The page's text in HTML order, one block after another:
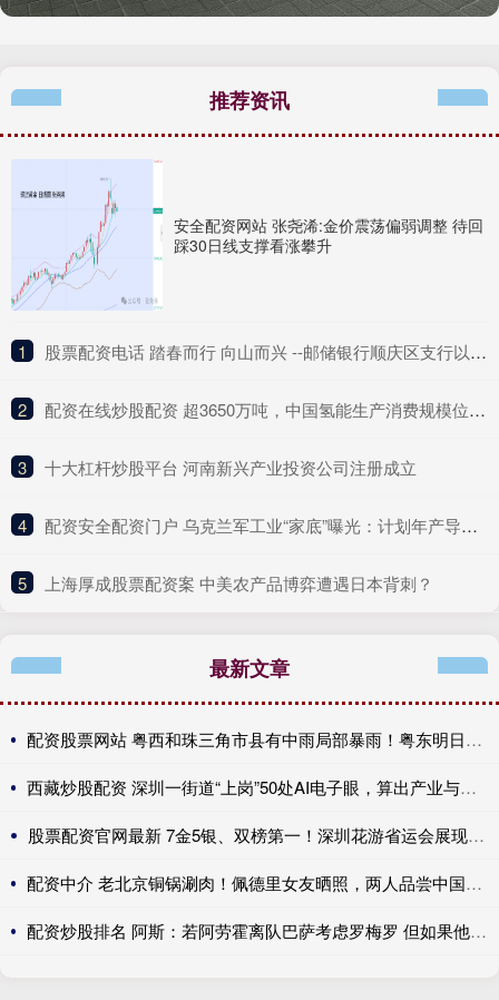
推荐资讯
安全配资网站 张尧浠:金价震荡偏弱调整 待回
踩30日线支撑看涨攀升
1 ​股票配资电话 踏春而行 向山而兴 --邮储银行顺庆区支行以金融活水润泽乡村沃土
2 ​配资在线炒股配资 超3650万吨，中国氢能生产消费规模位列世界第一位
3 ​十大杠杆炒股平台 河南新兴产业投资公司注册成立
4 ​配资安全配资门户 乌克兰军工业“家底”曝光：计划年产导弹7000枚、无人机约1800万架！美国这一新计划，北约5国拒绝加入……
5 ​上海厚成股票配资案 中美农产品博弈遭遇日本背刺？
最新文章
配资股票网站 粤西和珠三角市县有中雨局部暴雨！粤东明日将迎大雨到暴雨
西藏炒股配资 深圳一街道“上岗”50处AI电子眼，算出产业与民生双赢账
股票配资官网最新 7金5银、双榜第一！深圳花游省运会展现强劲实力
配资中介 老北京铜锅涮肉！佩德里女友晒照，两人品尝中国美食、游长城
配资炒股排名 阿斯：若阿劳霍离队巴萨考虑罗梅罗 但如果他留队就不会补强防线